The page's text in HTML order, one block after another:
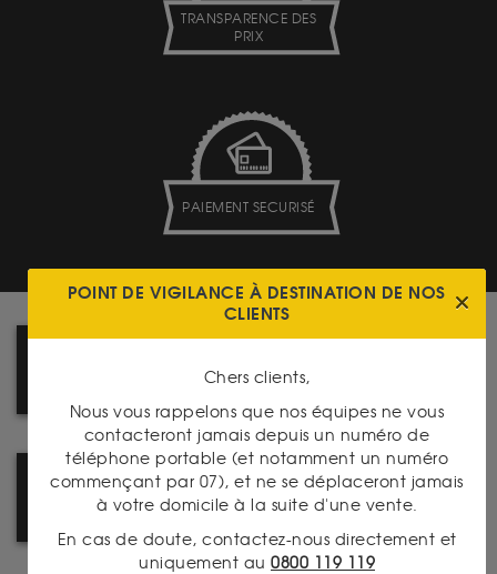
TRANSPARENCE DES
PRIX
PAIEMENT SECURISÉ
MAISON FONDÉE EN 1933
REJOIGNEZ NOTRE RÉSEAU :
DEVENEZ FRANCHISÉ
POINT DE VIGILANCE À DESTINATION DE NOS
CLIENTS
Chers clients,
Nous vous rappelons que nos équipes ne vous
contacteront jamais depuis un numéro de
téléphone portable (et notamment un numéro
commençant par 07), et ne se déplaceront jamais
à votre domicile à la suite d'une vente.
En cas de doute, contactez-nous directement et
uniquement au 0800 119 119